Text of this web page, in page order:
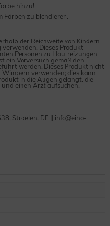
hinzu!
Färben zu blondieren.
der Reichweite von Kindern
Dieses Produkt
Personen zu Hautreizungen
ein Vorversuch gemäß den
werden. Dieses Produkt nicht
verwenden; dies kann
in die Augen gelangt, die
einen Arzt aufsuchen.
Straelen, DE || info@eino-